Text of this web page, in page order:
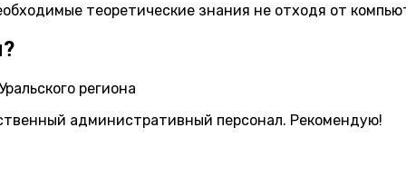
теоретические знания не отходя от
региона
административный персонал. Рекомендую!